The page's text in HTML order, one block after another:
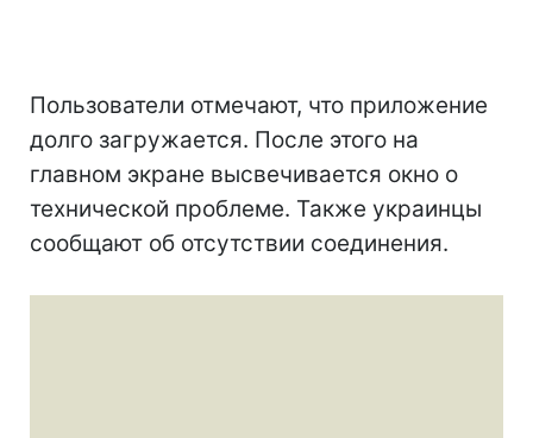
Пользователи отмечают, что приложение
долго загружается. После этого на
главном экране высвечивается окно о
технической проблеме. Также украинцы
сообщают об отсутствии соединения.